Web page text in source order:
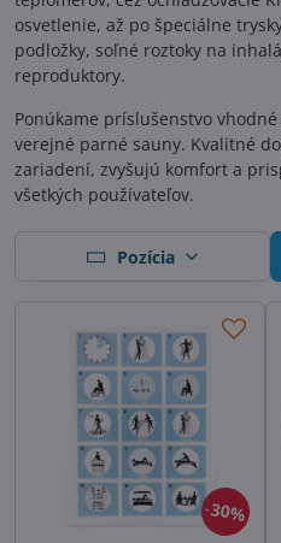
osvetlenie, až po špeciálne
podložky, soľné roztoky na
reproduktory.
Ponúkame príslušenstvo
verejné parné sauny. Kvalitné
zariadení, zvyšujú komfort a
všetkých používateľov.
Pozícia
30%